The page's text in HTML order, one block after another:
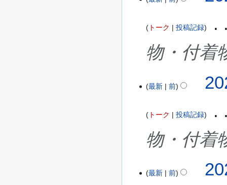
日
日
トーク 投稿記録
物・付着
日
最新 前
トーク 投稿記録
物・付着
最新 前